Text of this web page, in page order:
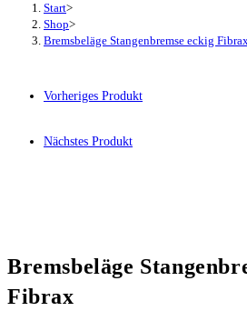
Start>
Shop>
Bremsbeläge Stangenbremse eckig
Vorheriges Produkt
Nächstes Produkt
Bremsbeläge
Fibrax